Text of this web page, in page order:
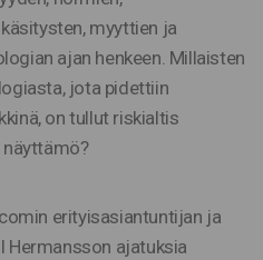
myyttien ja
ajan henkeen. Millaisten
jota pidettiin
on tullut riskialtis
erityisasiantuntijan ja
Hermansson ajatuksia